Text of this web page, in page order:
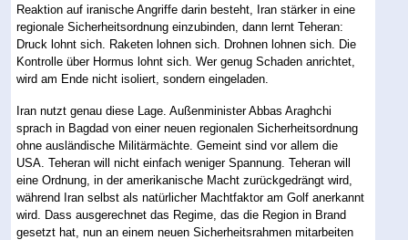
Reaktion auf iranische Angriffe darin besteht, Iran stärker in eine
regionale Sicherheitsordnung einzubinden, dann lernt Teheran:
Druck lohnt sich. Raketen lohnen sich. Drohnen lohnen sich. Die
Kontrolle über Hormus lohnt sich. Wer genug Schaden anrichtet,
wird am Ende nicht isoliert, sondern eingeladen.
Iran nutzt genau diese Lage. Außenminister Abbas Araghchi
sprach in Bagdad von einer neuen regionalen Sicherheitsordnung
ohne ausländische Militärmächte. Gemeint sind vor allem die
USA. Teheran will nicht einfach weniger Spannung. Teheran will
eine Ordnung, in der amerikanische Macht zurückgedrängt wird,
während Iran selbst als natürlicher Machtfaktor am Golf anerkannt
wird. Dass ausgerechnet das Regime, das die Region in Brand
gesetzt hat, nun an einem neuen Sicherheitsrahmen mitarbeiten